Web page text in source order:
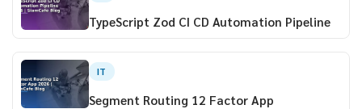
TypeScript Zod CI CD Automation Pipeline
IT
Segment Routing 12 Factor App